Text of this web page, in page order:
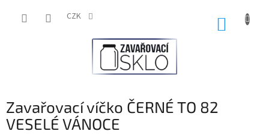
CZK
Zavařovací víčko ČERNÉ TO 82
VESELÉ VÁNOCE